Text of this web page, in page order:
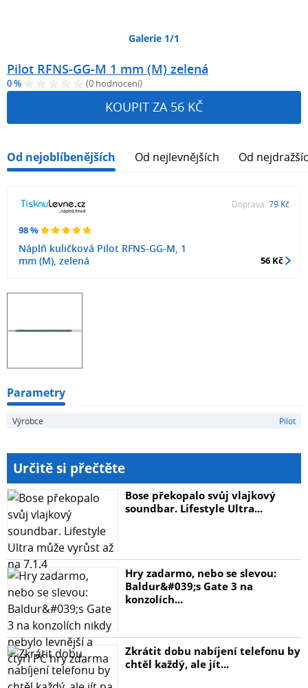
Galerie 1/1
Pilot RFNS-GG-M 1 mm (M) zelená
0 % (0 hodnocení)
KOUPIT ZA 56 KČ
Od nejoblíbenějších Od nejlevnějších Od
98 %
Náplň kuličková Pilot RFNS-GG-M, 1
mm (M), zelená
Doprava: 79 Kč
56 Kč
Parametry
Výrobce Pilot
Určitě si přečtěte
Bose překopalo svůj vlajkový
soundbar. Lifestyle Ultra...
Hry zadarmo, nebo se slevou:
Baldur&#039;s Gate 3 na
konzolích...
Zkrátit dobu nabíjení telefonu by
chtěl každý, ale jít...